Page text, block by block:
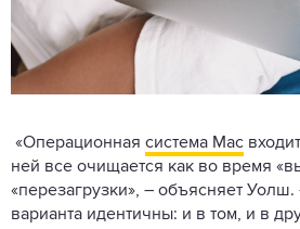
«Операционная система Mac
ней все очищается как во время
«перезагрузки», – объясняет
варианта идентичны: и в том, и в